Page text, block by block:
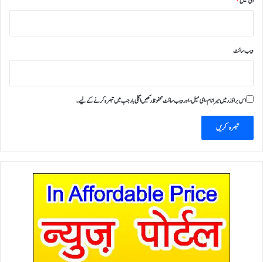
ویب‌ سائٹ
اس براؤزر میں میرا نام، ای میل، اور ویب سائٹ محفوظ رکھیں اگلی بار جب میں تبصرہ کرنے کےلیے۔